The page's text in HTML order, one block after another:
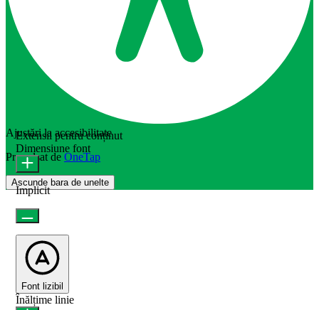
Ajustări la accesibilitate
Propulsat de OneTap
Ascunde bara de unelte
Extensii pentru conținut
Dimensiune font
Implicit
Font lizibil
Înălțime linie